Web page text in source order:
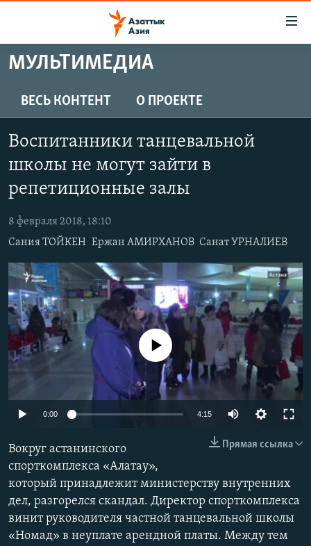
Вернуться
содержанию
главной
Вернутся
поиску
ЦЕНТРАЛЬНАЯ АЗИЯ
КАЗАХСТАН
УЗБЕКИСТАН
НОВОСТИ
НА ДРУГИХ ЯЗЫКАХ
ЎЗБЕКЧА
TÜRKMENÇE
ПОДПИШИТЕСЬ НА НАС В СОЦСЕТЯХ
Все сайты РСЕ/РС
МУЛЬТИМЕДИА
ВЕСЬ КОНТЕНТ О ПРОЕКТЕ
Воспитанники танцевальной
школы не могут зайти в
репетиционные залы
8 февраля 2018, 18:10
Сания ТОЙКЕН Ержан АМИРХАНОВ Санат УРНАЛИЕВ
No media source currently available
0:00 4:15
Прямая ссылка
Вокруг астанинского
спорткомплекса «Алатау»,
который принадлежит министерству внутренних
дел, разгорелся скандал. Директор спорткомплекса
винит руководителя частной танцевальной школы
«Номад» в неуплате арендной платы. Между тем